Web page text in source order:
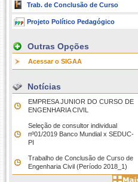
Trab. de Conclusão de Curso
Projeto Político Pedagógico
Outras Opções
Acessar o SIGAA
Notícias
EMPRESA JUNIOR DO CURSO DE
ENGENHARIA CIVIL
Seleção de consultor individual
nº01/2019 Banco Mundial x SEDUC-
PI
Trabalho de Conclusão de Curso de
Engenharia Civil (Período 2018_1)